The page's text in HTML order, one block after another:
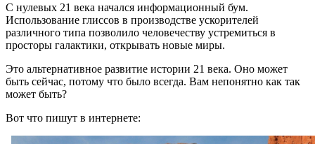
С нулевых 21 века начался информационный бум.
Использование глиссов в производстве ускорителей
различного типа позволило человечеству устремиться в
просторы галактики, открывать новые миры.
Это альтернативное развитие истории 21 века. Оно может
быть сейчас, потому что было всегда. Вам непонятно как так
может быть?
Вот что пишут в интернете: